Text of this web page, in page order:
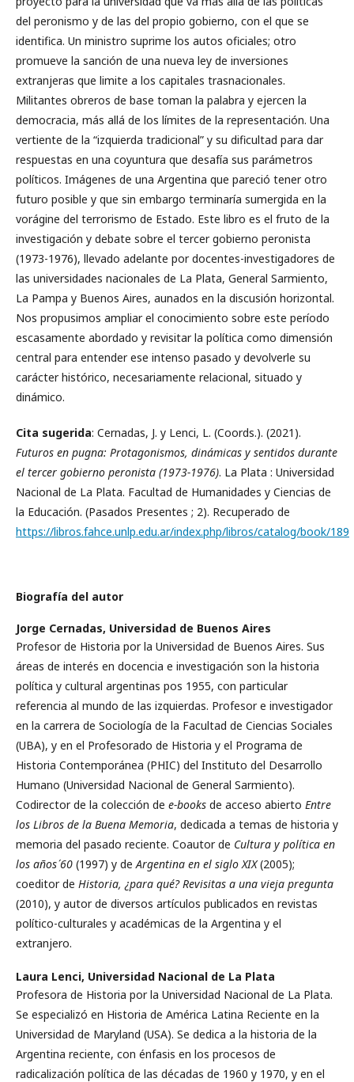
del peronismo y de las del propio gobierno, con el que se
identifica. Un ministro suprime los autos oficiales; otro
promueve la sanción de una nueva ley de inversiones
extranjeras que limite a los capitales trasnacionales.
Militantes obreros de base toman la palabra y ejercen la
democracia, más allá de los límites de la representación. Una
vertiente de la “izquierda tradicional” y su dificultad para dar
respuestas en una coyuntura que desafía sus parámetros
políticos. Imágenes de una Argentina que pareció tener otro
futuro posible y que sin embargo terminaría sumergida en la
vorágine del terrorismo de Estado. Este libro es el fruto de la
investigación y debate sobre el tercer gobierno peronista
(1973-1976), llevado adelante por docentes-investigadores de
las universidades nacionales de La Plata, General Sarmiento,
La Pampa y Buenos Aires, aunados en la discusión horizontal.
Nos propusimos ampliar el conocimiento sobre este período
escasamente abordado y revisitar la política como dimensión
central para entender ese intenso pasado y devolverle su
carácter histórico, necesariamente relacional, situado y
dinámico.
Cita sugerida: Cernadas, J. y Lenci, L. (Coords.). (2021).
Futuros en pugna: Protagonismos, dinámicas y sentidos durante
el tercer gobierno peronista (1973-1976). La Plata : Universidad
Nacional de La Plata. Facultad de Humanidades y Ciencias de
la Educación. (Pasados Presentes ; 2). Recuperado de
https://libros.fahce.unlp.edu.ar/index.php/libros/catalog/book/189
Biografía del autor
Jorge Cernadas, Universidad de Buenos Aires
Profesor de Historia por la Universidad de Buenos Aires. Sus
áreas de interés en docencia e investigación son la historia
política y cultural argentinas pos 1955, con particular
referencia al mundo de las izquierdas. Profesor e investigador
en la carrera de Sociología de la Facultad de Ciencias Sociales
(UBA), y en el Profesorado de Historia y el Programa de
Historia Contemporánea (PHIC) del Instituto del Desarrollo
Humano (Universidad Nacional de General Sarmiento).
Codirector de la colección de e-books de acceso abierto Entre
los Libros de la Buena Memoria, dedicada a temas de historia y
memoria del pasado reciente. Coautor de Cultura y política en
los años ́60 (1997) y deArgentina en el siglo XIX(2005);
coeditor de Historia, ¿para qué? Revisitas a una vieja pregunta
(2010), y autor de diversos artículos publicados en revistas
político-culturales y académicas de la Argentina y el
extranjero.
Laura Lenci, Universidad Nacional de La Plata
Profesora de Historia por la Universidad Nacional de La Plata.
Se especializó en Historia de América Latina Reciente en la
Universidad de Maryland (USA). Se dedica a la historia de la
Argentina reciente, con énfasis en los procesos de
radicalización política de las décadas de 1960 y 1970, y en el